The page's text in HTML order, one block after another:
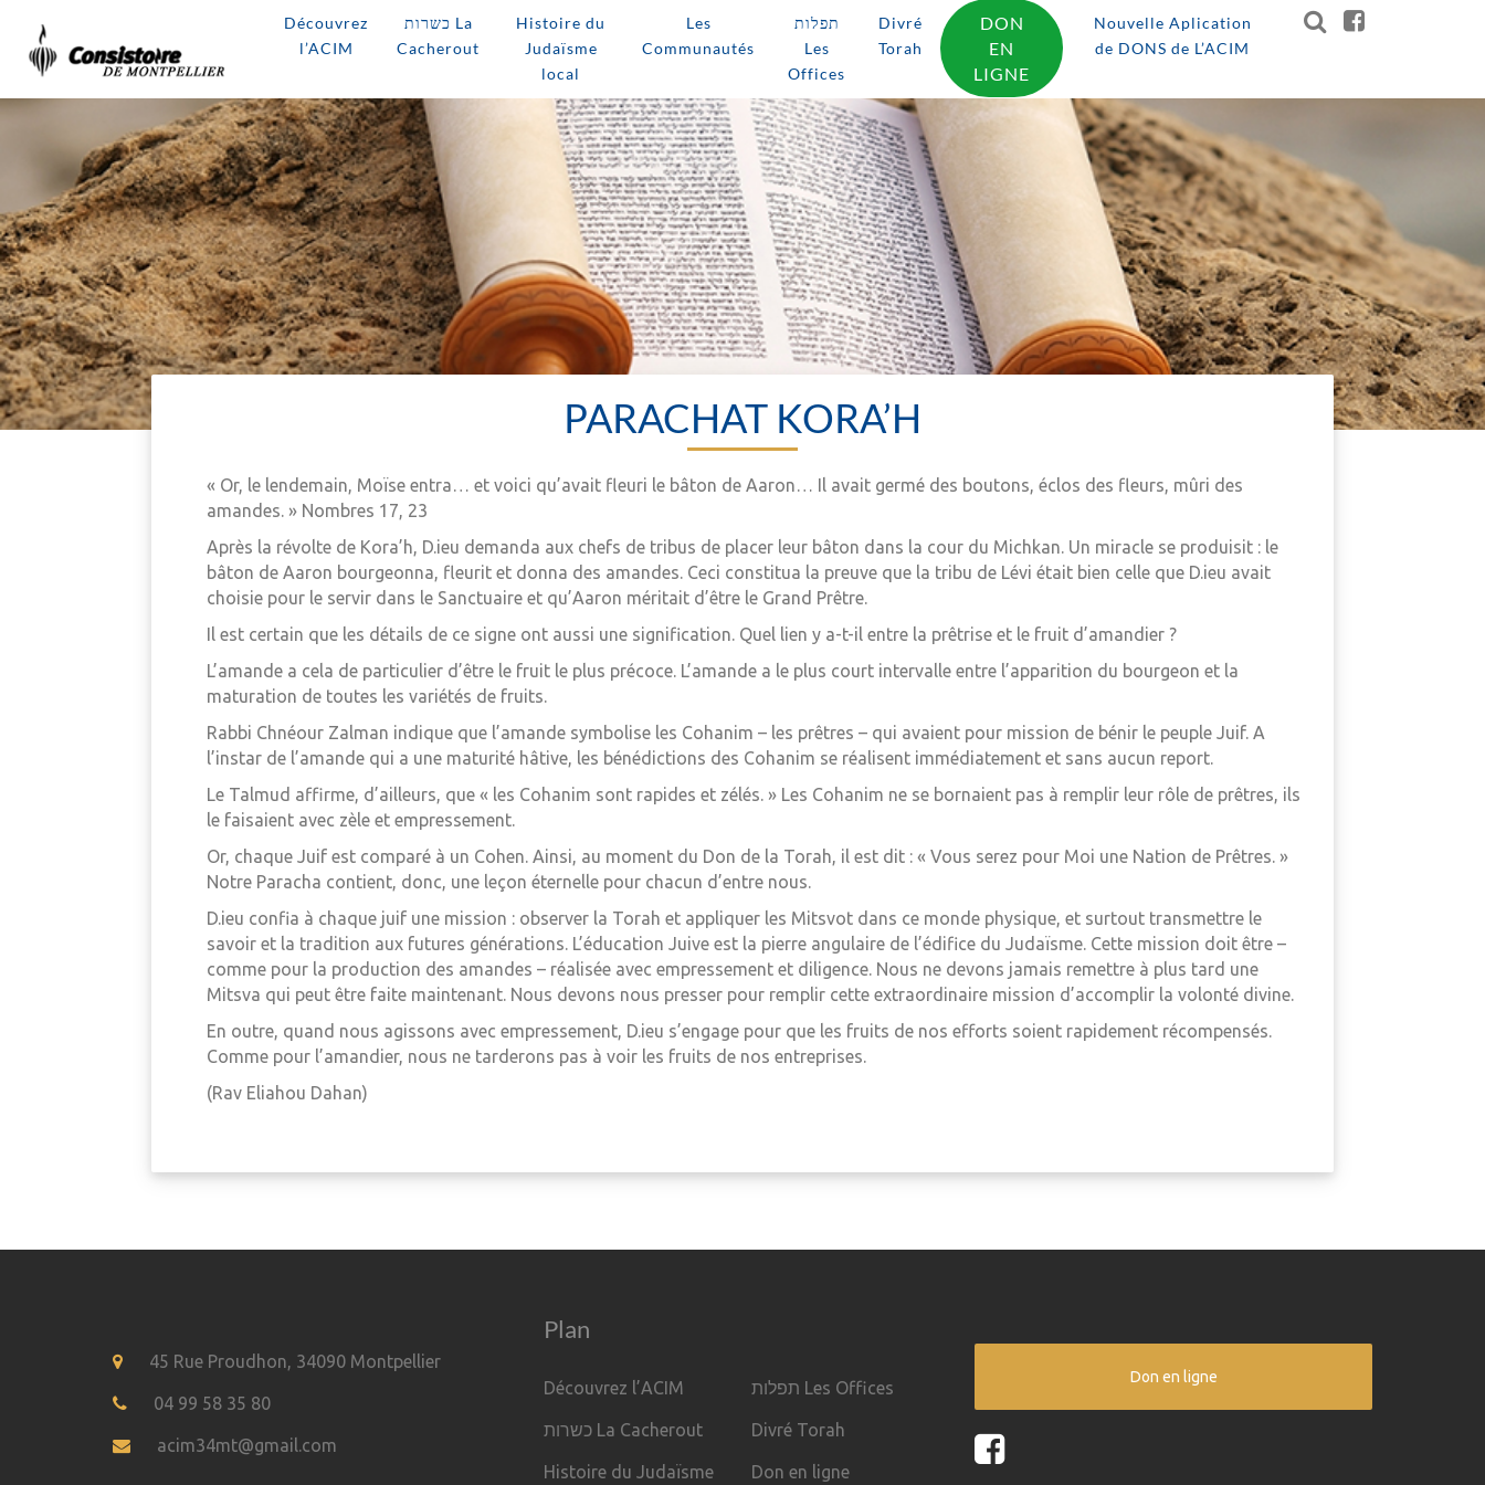
Découvrez
l’ACIM
כשרות La
Cacherout
Histoire du
Judaïsme
local
Les
Communautés
תפלות
Les
Offices
Divré
Torah
DON
EN
LIGNE
Nouvelle Aplication
de DONS de L’ACIM
PARACHAT KORA’H
« Or, le lendemain, Moïse entra… et voici qu’avait fleuri le bâton de Aaron… Il avait germé des boutons, éclos des fleurs, mûri des
amandes. » Nombres 17, 23
Après la révolte de Kora’h, D.ieu demanda aux chefs de tribus de placer leur bâton dans la cour du Michkan. Un miracle se produisit : le
bâton de Aaron bourgeonna, fleurit et donna des amandes. Ceci constitua la preuve que la tribu de Lévi était bien celle que D.ieu avait
choisie pour le servir dans le Sanctuaire et qu’Aaron méritait d’être le Grand Prêtre.
Il est certain que les détails de ce signe ont aussi une signification. Quel lien y a-t-il entre la prêtrise et le fruit d’amandier ?
L’amande a cela de particulier d’être le fruit le plus précoce. L’amande a le plus court intervalle entre l’apparition du bourgeon et la
maturation de toutes les variétés de fruits.
Rabbi Chnéour Zalman indique que l’amande symbolise les Cohanim – les prêtres – qui avaient pour mission de bénir le peuple Juif. A
l’instar de l’amande qui a une maturité hâtive, les bénédictions des Cohanim se réalisent immédiatement et sans aucun report.
Le Talmud affirme, d’ailleurs, que « les Cohanim sont rapides et zélés. » Les Cohanim ne se bornaient pas à remplir leur rôle de prêtres, ils
le faisaient avec zèle et empressement.
Or, chaque Juif est comparé à un Cohen. Ainsi, au moment du Don de la Torah, il est dit : « Vous serez pour Moi une Nation de Prêtres. »
Notre Paracha contient, donc, une leçon éternelle pour chacun d’entre nous.
D.ieu confia à chaque juif une mission : observer la Torah et appliquer les Mitsvot dans ce monde physique, et surtout transmettre le
savoir et la tradition aux futures générations. L’éducation Juive est la pierre angulaire de l’édifice du Judaïsme. Cette mission doit être –
comme pour la production des amandes – réalisée avec empressement et diligence. Nous ne devons jamais remettre à plus tard une
Mitsva qui peut être faite maintenant. Nous devons nous presser pour remplir cette extraordinaire mission d’accomplir la volonté divine.
En outre, quand nous agissons avec empressement, D.ieu s’engage pour que les fruits de nos efforts soient rapidement récompensés.
Comme pour l’amandier, nous ne tarderons pas à voir les fruits de nos entreprises.
(Rav Eliahou Dahan)
45 Rue Proudhon, 34090 Montpellier
04 99 58 35 80
acim34mt@gmail.com
Plan
Découvrez l’ACIM
כשרות La Cacherout
Histoire du Judaïsme
תפלות Les Offices
Divré Torah
Don en ligne
Don en ligne